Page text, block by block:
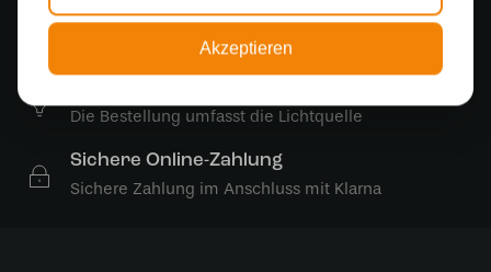
Kostenloser Versand
Kostenloser Versand in Deutschland ab 99 €
Die Bestellung umfasst die Lichtquelle
Sichere Online-Zahlung
Sichere Zahlung im Anschluss mit Klarna
Akzeptieren